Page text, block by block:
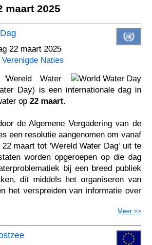
maart 2025
22 maart 2025
Verenigde Naties
Water
Day) is een internationale dag in
op22 maart.
de Algemene Vergadering van de
een resolutie aangenomen om vanaf
maart tot 'Wereld Water Dag' uit te
worden opgeroepen op die dag
bij een breed publiek
dit middels het organiseren van
het verspreiden van informatie over
Meer >>